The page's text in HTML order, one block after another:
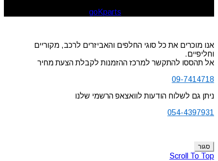
goKparts
אנו מוכרים את כל סוגי החלפים והאביזרים לרכב, מקוריים
וחליפיים.
אל תהססו להתקשר למרכז ההזמנות לקבלת הצעת מחיר
09-7414718
ניתן גם לשלוח הודעות לוואצאפ הרשמי שלנו
054-4397931
סגור
Scroll To Top